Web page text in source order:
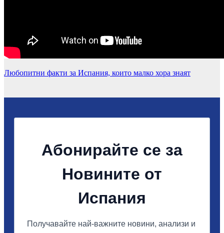
Любопитни факти за Испания, които малко хора знаят